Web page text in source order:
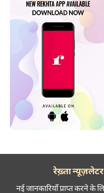
रेख़्ता
नई जानकारियाँ प्राप्त करने के